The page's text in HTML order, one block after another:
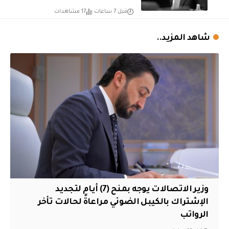
قبل 7 ساعات 17 مشاهدات
شاهد المزيد..
وزير الاتصالات يوجه بمنح (7) أيام لتجديد
الإشتراك بالكيبل الضوئي مراعاةً لحالات تأخر
الرواتب